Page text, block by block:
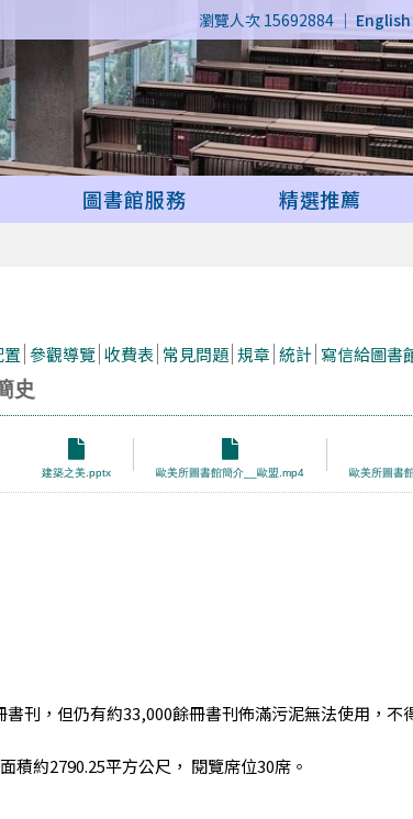
瀏覽人次 15692884 ｜ English
圖書館服務 精選推薦
參觀導覽 收費表 常見問題 規章 統計 寫信給圖書
史
建築之美.pptx 歐美所圖書館簡介__歐盟.mp4 歐美所圖書
刊，但仍有約33,000餘冊書刊佈滿污泥無法使用，
約2790.25平方公尺， 閱覽席位30席。